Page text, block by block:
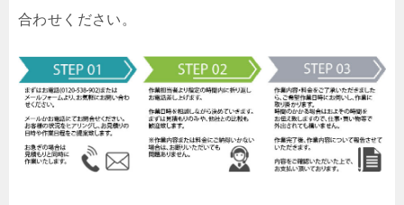
合わせください。